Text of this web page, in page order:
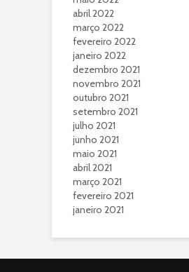
abril 2022
março 2022
fevereiro 2022
janeiro 2022
dezembro 2021
novembro 2021
outubro 2021
setembro 2021
julho 2021
junho 2021
maio 2021
abril 2021
março 2021
fevereiro 2021
janeiro 2021